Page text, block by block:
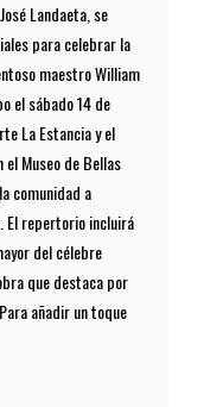
Landaeta, se
para celebrar la
maestro William
el sábado 14 de
La Estancia y el
el Museo de Bellas
comunidad a
El repertorio incluirá
del célebre
que destaca por
añadir un toque